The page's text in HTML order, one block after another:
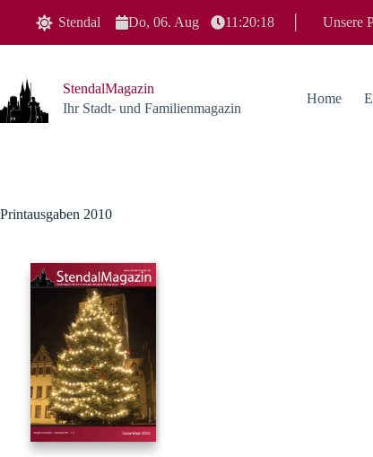
Stendal Do, 06. Aug 11:20:19 Unsere
StendalMagazin
Ihr Stadt- und Familienmagazin
Home
Printausgaben 2010